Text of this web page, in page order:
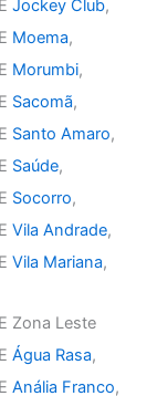
Jockey Club,
Moema,
Morumbi,
Sacomã,
Santo Amaro,
Saúde,
Socorro,
Vila Andrade,
Vila Mariana,
Zona Leste
Água Rasa,
Anália Franco,